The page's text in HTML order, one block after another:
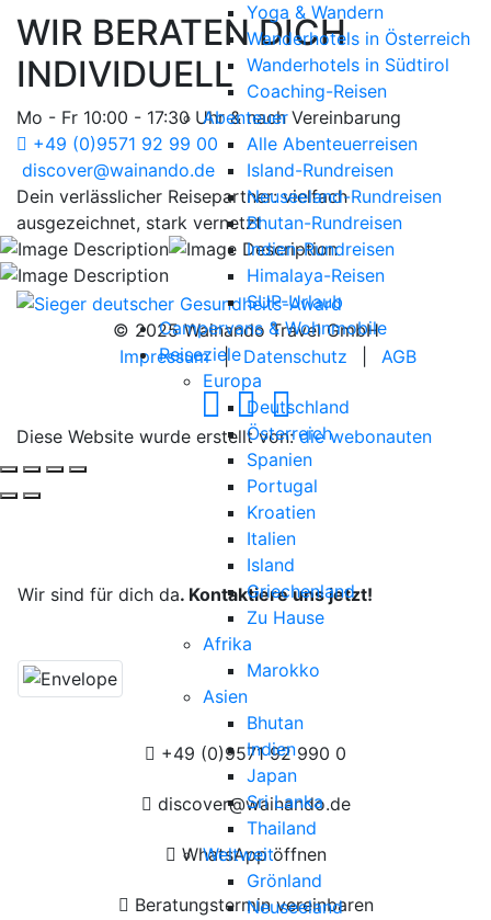
Yoga & Wandern
Wanderhotels in Österreich
Wanderhotels in Südtirol
Coaching-Reisen
Abenteuer
Alle Abenteuerreisen
Island-Rundreisen
Neuseeland-Rundreisen
Bhutan-Rundreisen
Indien-Rundreisen
Himalaya-Reisen
SUP-Urlaub
Campervans & Wohnmobile
Reiseziele
Europa
Deutschland
Österreich
Spanien
Portugal
Kroatien
Italien
Island
Griechenland
Zu Hause
Afrika
Marokko
Asien
Bhutan
Indien
Japan
Sri Lanka
Thailand
Weltweit
Grönland
Neuseeland
WIR BERATEN DICH
INDIVIDUELL
Mo - Fr 10:00 - 17:30 Uhr & nach Vereinbarung
+49 (0)9571 92 99 00
discover@wainando.de
Dein verlässlicher Reisepartner: vielfach
ausgezeichnet, stark vernetzt
© 2025 Wainando Travel GmbH
Impressum
| Datenschutz AGB
Diese Website wurde erstellt von:die webonauten
Deine Reise, unsere Leidenschaft.
Wir sind für dich da. Kontaktiere uns jetzt!
+49 (0)9571 92 990 0
discover@wainando.de
WhatsApp öffnen
Beratungstermin vereinbaren